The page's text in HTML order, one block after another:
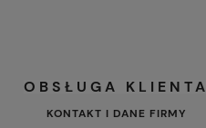
OBSŁUGA KLIENTA
KONTAKT I DANE FIRMY